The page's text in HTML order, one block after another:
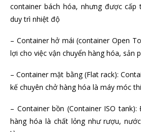
container bách hóa, nhưng được
duy trì nhiệt độ
– Container hở mái (container Open
lợi cho việc vận chuyển hàng hóa, sản
– Container mặt bằng (Flat rack):
kế chuyên chở hàng hóa là máy móc
– Container bồn (Container ISO
hàng hóa là chất lỏng như rượu,